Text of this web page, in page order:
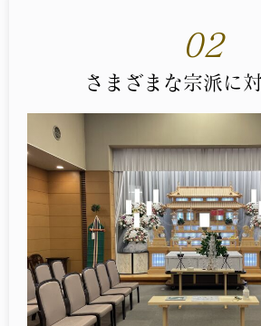
02
さまざまな宗派に